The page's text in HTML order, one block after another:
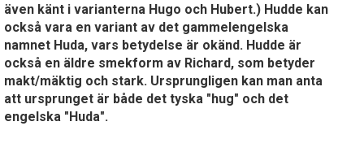
även känt i varianterna Hugo och Hubert.) Hudde kan
också vara en variant av det gammelengelska
namnet Huda, vars betydelse är okänd. Hudde är
också en äldre smekform av Richard, som betyder
makt/mäktig och stark. Ursprungligen kan man anta
att ursprunget är både det tyska "hug" och det
engelska "Huda".